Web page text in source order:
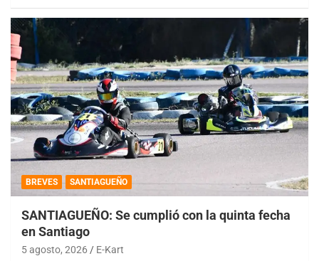
BREVES SANTIAGUEÑO
SANTIAGUEÑO: Se cumplió con la quinta fecha
en Santiago
5 agosto, 2026 E-Kart